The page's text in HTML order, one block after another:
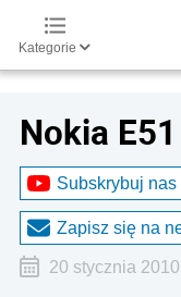
Kategorie
Nokia E51
Subskrybuj nas
Zapisz się na
20 stycznia